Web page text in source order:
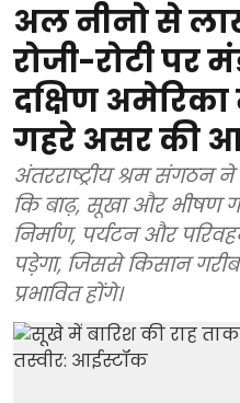
अल नीनो से
रोजी-रोटी पर
दक्षिण
गहरे असर की
अंतरराष्ट्रीय श्रम संगठन ने
कि बाढ़, सूखा और भीषण
निर्माण, पर्यटन और
पड़ेगा, जिससे किसान
प्रभावित होंगे।